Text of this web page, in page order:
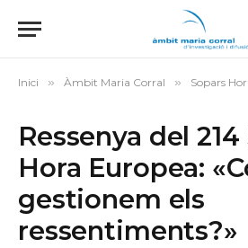
Inici » Àmbit Maria Corral » Sopars
Ressenya del
Hora Europea:
gestionem els
ressentiments?»